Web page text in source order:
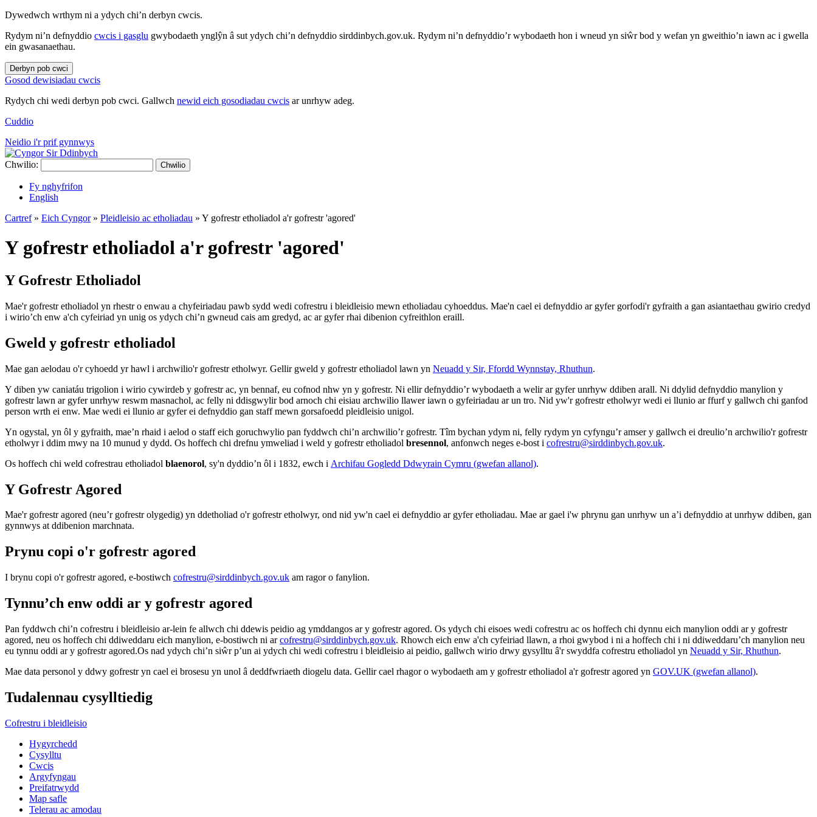
Dywedwch wrthym ni a ydych chi’n derbyn cwcis.
Rydym ni’n defnyddio cwcis i gasglu gwybodaeth ynglŷn â sut ydych chi’n defnyddio sirddinbych.gov.uk. Rydym ni’n defnyddio’r wybodaeth hon i wneud yn siŵr bod y wefan yn gweithio’n iawn ac i gwella
ein gwasanaethau.
Derbyn pob cwci
Gosod dewisiadau cwcis
Rydych chi wedi derbyn pob cwci. Gallwch newid eich gosodiadau cwcis ar unrhyw adeg.
Cuddio
Neidio i'r prif gynnwys
Chwilio: Chwilio
Fy nghyfrifon
English
Cartref» Eich Cyngor» Pleidleisio ac etholiadau » Y gofrestr etholiadol a'r gofrestr 'agored'
Y gofrestr etholiadol a'r gofrestr 'agored'
Y Gofrestr Etholiadol
Mae'r gofrestr etholiadol yn rhestr o enwau a chyfeiriadau pawb sydd wedi cofrestru i bleidleisio mewn etholiadau cyhoeddus. Mae'n cael ei defnyddio ar gyfer gorfodi'r gyfraith a gan asiantaethau gwirio credyd
i wirio’ch enw a'ch cyfeiriad yn unig os ydych chi’n gwneud cais am gredyd, ac ar gyfer rhai dibenion cyfreithlon eraill.
Gweld y gofrestr etholiadol
Mae gan aelodau o'r cyhoedd yr hawl i archwilio'r gofrestr etholwyr. Gellir gweld y gofrestr etholiadol lawn yn Neuadd y Sir, Ffordd Wynnstay, Rhuthun.
Y diben yw caniatáu trigolion i wirio cywirdeb y gofrestr ac, yn bennaf, eu cofnod nhw yn y gofrestr. Ni ellir defnyddio’r wybodaeth a welir ar gyfer unrhyw ddiben arall. Ni ddylid defnyddio manylion y
gofrestr lawn ar gyfer unrhyw reswm masnachol, ac felly ni ddisgwylir bod arnoch chi eisiau archwilio llawer iawn o gyfeiriadau ar un tro. Nid yw'r gofrestr etholwyr wedi ei llunio ar ffurf y gallwch chi ganfod
person wrth ei enw. Mae wedi ei llunio ar gyfer ei defnyddio gan staff mewn gorsafoedd pleidleisio unigol.
Yn ogystal, yn ôl y gyfraith, mae’n rhaid i aelod o staff eich goruchwylio pan fyddwch chi’n archwilio’r gofrestr. Tîm bychan ydym ni, felly rydym yn cyfyngu’r amser y gallwch ei dreulio’n archwilio'r gofrestr
etholwyr i ddim mwy na 10 munud y dydd. Os hoffech chi drefnu ymweliad i weld y gofrestr etholiadol bresennol, anfonwch neges e-bost i cofrestru@sirddinbych.gov.uk.
Os hoffech chi weld cofrestrau etholiadol blaenorol, sy'n dyddio’n ôl i 1832, ewch i Archifau Gogledd Ddwyrain Cymru (gwefan allanol).
Y Gofrestr Agored
Mae'r gofrestr agored (neu’r gofrestr olygedig) yn ddetholiad o'r gofrestr etholwyr, ond nid yw'n cael ei defnyddio ar gyfer etholiadau. Mae ar gael i'w phrynu gan unrhyw un a’i defnyddio at unrhyw ddiben, gan
gynnwys at ddibenion marchnata.
Prynu copi o'r gofrestr agored
I brynu copi o'r gofrestr agored, e-bostiwch cofrestru@sirddinbych.gov.uk am ragor o fanylion.
Tynnu’ch enw oddi ar y gofrestr agored
Pan fyddwch chi’n cofrestru i bleidleisio ar-lein fe allwch chi ddewis peidio ag ymddangos ar y gofrestr agored. Os ydych chi eisoes wedi cofrestru ac os hoffech chi dynnu eich manylion oddi ar y gofrestr
agored, neu os hoffech chi ddiweddaru eich manylion, e-bostiwch ni arcofrestru@sirddinbych.gov.uk. Rhowch eich enw a'ch cyfeiriad llawn, a rhoi gwybod i ni a hoffech chi i ni ddiweddaru’ch manylion neu
eu tynnu oddi ar y gofrestr agored.Os nad ydych chi’n siŵr p’un ai ydych chi wedi cofrestru i bleidleisio ai peidio, gallwch wirio drwy gysylltu â'r swyddfa cofrestru etholiadol yn Neuadd y Sir, Rhuthun.
Mae data personol y ddwy gofrestr yn cael ei brosesu yn unol â deddfwriaeth diogelu data. Gellir cael rhagor o wybodaeth am y gofrestr etholiadol a'r gofrestr agored yn GOV.UK (gwefan allanol).
Tudalennau cysylltiedig
Cofrestru i bleidleisio
Hygyrchedd
Cysylltu
Cwcis
Argyfyngau
Preifatrwydd
Map safle
Telerau ac amodau